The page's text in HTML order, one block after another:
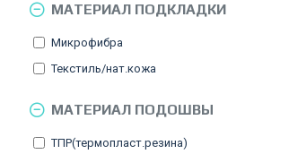
МАТЕРИАЛ ПОДКЛАДКИ
Микрофибра
Текстиль/нат.кожа
МАТЕРИАЛ ПОДОШВЫ
ТПР(термопласт.резина)